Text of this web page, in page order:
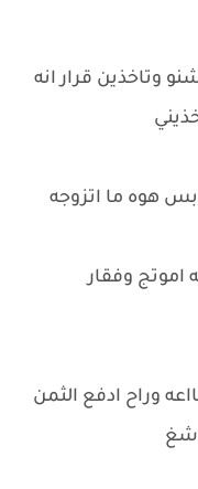
وتاخذين قرار انه
بس هوه ما اتزوجه
اموتج وفقار
وراح ادفع الثمن